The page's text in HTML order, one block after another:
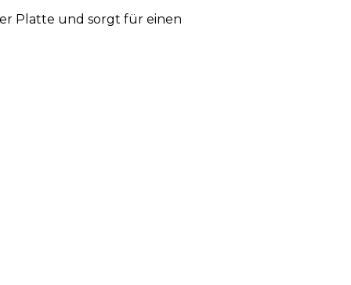
Platte und sorgt für einen
ohne den Kolben öffnen zu
Grillstreifen und